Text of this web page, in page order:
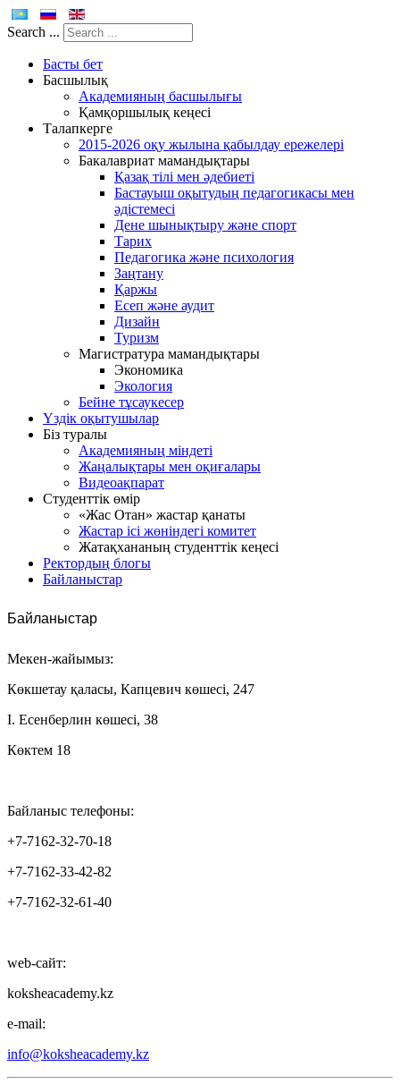
Search ...
Басты бет
Басшылық
Академияның басшылығы
Қамқоршылық кеңесі
Талапкерге
2015-2026 оқу жылына қабылдау ережелері
Бакалавриат мамандықтары
Қазақ тілі мен әдебиеті
Бастауыш оқытудың педагогикасы мен
әдістемесі
Дене шынықтыру және спорт
Тарих
Педагогика және психология
Заңтану
Қаржы
Есеп және аудит
Дизайн
Туризм
Магистратура мамандықтары
Экономика
Экология
Бейне тұсаукесер
Үздік оқытушылар
Біз туралы
Академияның міндеті
Жаңалықтары мен оқиғалары
Видеоақпарат
Студенттік өмір
«Жас Отан» жастар қанаты
Жастар ісі жөніндегі комитет
Жатақхананың студенттік кеңесі
Ректордың блогы
Байланыстар
Байланыстар
Мекен-жайымыз:
Көкшетау қаласы, Капцевич көшесі, 247
І. Есенберлин көшесі, 38
Көктем 18
Байланыс телефоны:
+7-7162-32-70-18
+7-7162-33-42-82
+7-7162-32-61-40
web-сайт:
koksheacademy.kz
e-mail:
info@koksheacademy.kz